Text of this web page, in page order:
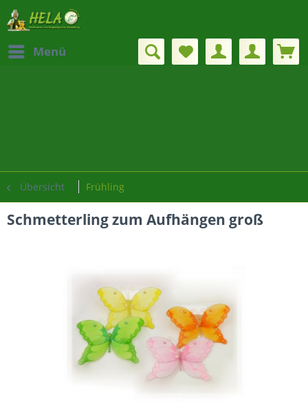
Menü
Übersicht Frühling
Schmetterling zum Aufhängen groß